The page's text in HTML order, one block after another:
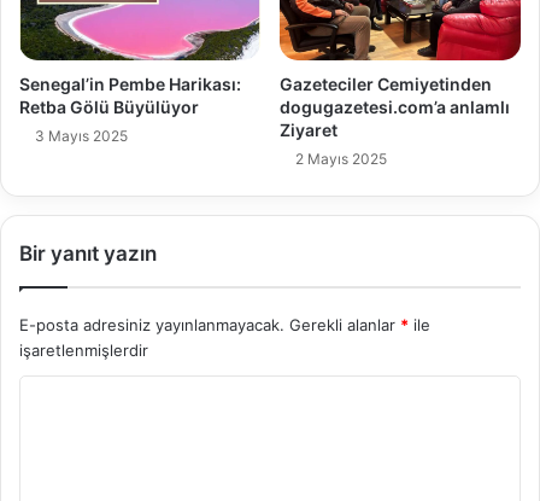
Senegal’in Pembe Harikası:
Retba Gölü Büyülüyor
3 Mayıs 2025
Gazeteciler Cemiyetinden
dogugazetesi.com’a anlamlı
Ziyaret
2 Mayıs 2025
Bir yanıt yazın
E-posta adresiniz yayınlanmayacak. Gerekli alanlar * ile
işaretlenmişlerdir